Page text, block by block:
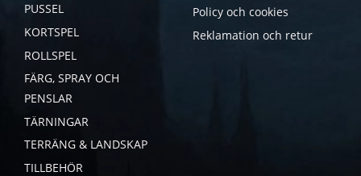
PUSSEL
KORTSPEL
ROLLSPEL
FÄRG, SPRAY OCH
PENSLAR
TÄRNINGAR
TERRÄNG & LANDSKAP
TILLBEHÖR
Policy och cookies
Reklamation och retur